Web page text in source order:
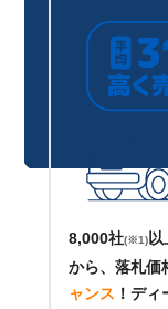
8,000社(※1)
から、落札価
ャンス ！ ディ